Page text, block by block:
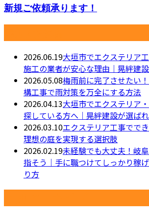
新規ご依頼承ります！
2026.06.19大垣市でエクステリア
施工の業者が安心な理由｜晃絆建設
2026.05.08梅雨前に完了させたい
構工事で雨対策を万全にする方法
2026.04.13大垣市でエクステリア
探している方へ｜晃絆建設が選ば
2026.03.10エクステリア工事でで
理想の庭を実現する選択肢
2026.02.19未経験でも大丈夫！岐
指そう｜手に職つけてしっかり稼
り方